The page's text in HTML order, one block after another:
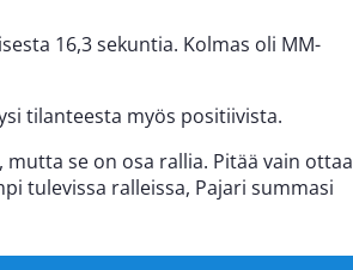
16,3 sekuntia. Kolmas oli MM-
tilanteesta myös positiivista.
se on osa rallia. Pitää vain ottaa
tulevissa ralleissa, Pajari summasi